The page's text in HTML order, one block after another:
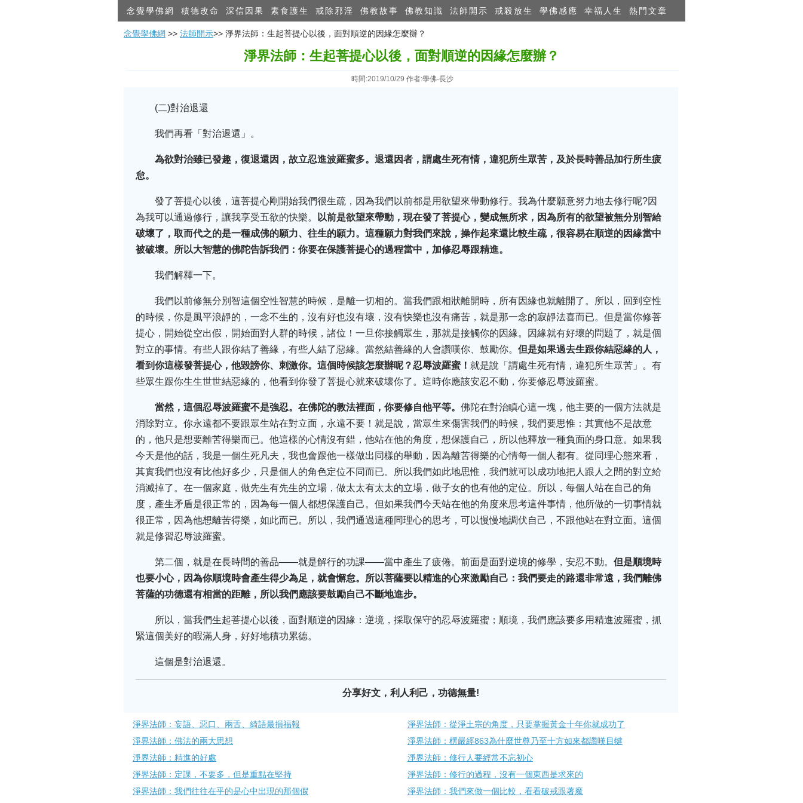
念覺學佛網 積德改命 深信因果 素食護生 戒除邪淫 佛教故事 佛教知識 法師開示 戒殺放生 學佛感應 幸福人生 熱門文章
念覺學佛網 >> 法師開示>> 淨界法師：生起菩提心以後，面對順逆的因緣怎麼辦？
淨界法師：生起菩提心以後，面對順逆的因緣怎麼辦？
時間:2019/10/29 作者:學佛-長沙
(二)對治退還
我們再看「對治退還」。
為欲對治雖已發趣，復退還因，故立忍進波羅蜜多。退還因者，謂處生死有情，違犯所生眾苦，及於長時善品加行所生疲
怠。
發了菩提心以後，這菩提心剛開始我們很生疏，因為我們以前都是用欲望來帶動修行。我為什麼願意努力地去修行呢?因
為我可以通過修行，讓我享受五欲的快樂。
以前是欲望來帶動，現在發了菩提心，變成無所求，因為所有的欲望被無分別智給
破壞了，取而代之的是一種成佛的願力、往生的願力。這種願力對我們來說，操作起來還比較生疏，很容易在順逆的因緣當中
被破壞。所以大智慧的佛陀告訴我們：你要在保護菩提心的過程當中，加修忍辱跟精進。
我們解釋一下。
我們以前修無分別智這個空性智慧的時候，是離一切相的。當我們跟相狀離開時，所有因緣也就離開了。所以，回到空性
的時候，你是風平浪靜的，一念不生的，沒有好也沒有壞，沒有快樂也沒有痛苦，就是那一念的寂靜法喜而已。但是當你修菩
提心，開始從空出假，開始面對人群的時候，諸位！一旦你接觸眾生，那就是接觸你的因緣。因緣就有好壞的問題了，就是個
對立的事情。有些人跟你結了善緣，有些人結了惡緣。當然結善緣的人會讚嘆你、鼓勵你。 但是如果過去生跟你結惡緣的人，
看到你這樣發菩提心，他毀謗你、刺激你。這個時候該怎麼辦呢？忍辱波羅蜜！ 就是說「謂處生死有情，違犯所生眾苦」。有
些眾生跟你生生世世結惡緣的，他看到你發了菩提心就來破壞你了。這時你應該安忍不動，你要修忍辱波羅蜜。
當然，這個忍辱波羅蜜不是強忍。在佛陀的教法裡面，你要修自他平等。 佛陀在對治瞋心這一塊，他主要的一個方法就是
消除對立。你永遠都不要跟眾生站在對立面，永遠不要！就是說，當眾生來傷害我們的時候，我們要思惟：其實他不是故意
的，他只是想要離苦得樂而已。他這樣的心情沒有錯，他站在他的角度，想保護自己，所以他釋放一種負面的身口意。如果我
今天是他的話，我是一個生死凡夫，我也會跟他一樣做出同樣的舉動，因為離苦得樂的心情每一個人都有。從同理心態來看，
其實我們也沒有比他好多少，只是個人的角色定位不同而已。所以我們如此地思惟，我們就可以成功地把人跟人之間的對立給
消滅掉了。在一個家庭，做先生有先生的立場，做太太有太太的立場，做子女的也有他的定位。所以，每個人站在自己的角
度，產生矛盾是很正常的，因為每一個人都想保護自己。但如果我們今天站在他的角度來思考這件事情，他所做的一切事情就
很正常，因為他想離苦得樂，如此而已。所以，我們通過這種同理心的思考，可以慢慢地調伏自己，不跟他站在對立面。這個
就是修習忍辱波羅蜜。
第二個，就是在長時間的善品——就是解行的功課——當中產生了疲倦。前面是面對逆境的修學，安忍不動。 但是順境時
也要小心，因為你順境時會產生得少為足，就會懈怠。所以菩薩要以精進的心來激勵自己：我們要走的路還非常遠，我們離佛
菩薩的功德還有相當的距離，所以我們應該要鼓勵自己不斷地進步。
所以，當我們生起菩提心以後，面對順逆的因緣：逆境，採取保守的忍辱波羅蜜；順境，我們應該要多用精進波羅蜜，抓
緊這個美好的暇滿人身，好好地積功累德。
這個是對治退還。
分享好文，利人利己，功德無量!
淨界法師：妄語、惡口、兩舌、綺語最損福報
淨界法師：從淨土宗的角度，只要掌握黃金十年你就成功了
淨界法師：佛法的兩大思想
淨界法師：楞嚴經863為什麼世尊乃至十方如來都讚嘆目犍
淨界法師：精進的好處
淨界法師：修行人要經常不忘​初心
淨界法師：定課，不要多，但是重點在堅持
淨界法師：修行的過程，沒有一個東西是求​來的
淨界法師：我們往往在乎的是心中出現​的那個假
淨界法師：我們來做一個比較，​看看破戒跟著魔